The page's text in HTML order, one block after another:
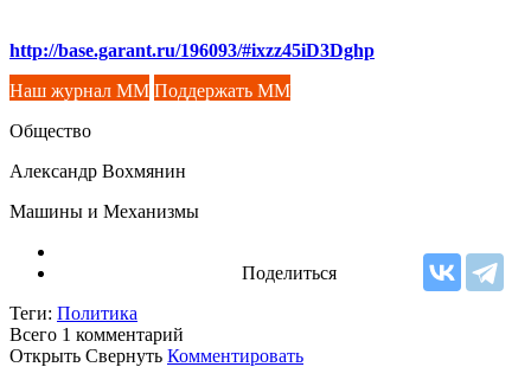
http://base.garant.ru/196093/#ixzz45iD3Dghp
Наш журнал ММ Поддержать ММ
Общество
Александр Вохмянин
Машины и Механизмы
Поделиться
Теги: Политика
Всего 1 комментарий
Открыть Свернуть Комментировать